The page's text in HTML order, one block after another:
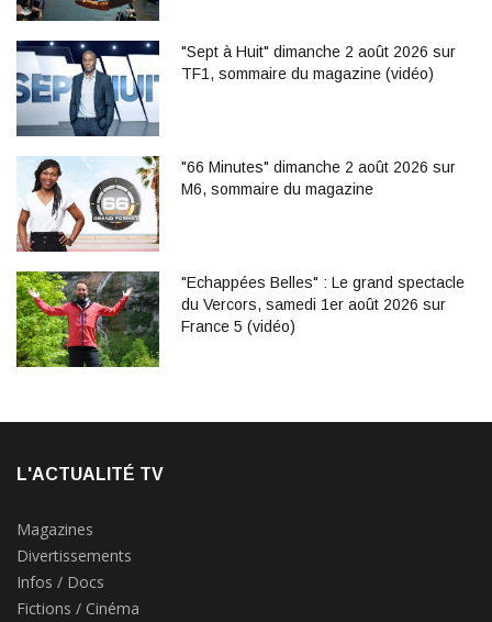
"Sept à Huit" dimanche 2 août 2026 sur
TF1, sommaire du magazine (vidéo)
"66 Minutes" dimanche 2 août 2026 sur
M6, sommaire du magazine
"Echappées Belles" : Le grand spectacle
du Vercors, samedi 1er août 2026 sur
France 5 (vidéo)
L'ACTUALITÉ TV
Magazines
Divertissements
Infos / Docs
Fictions / Cinéma